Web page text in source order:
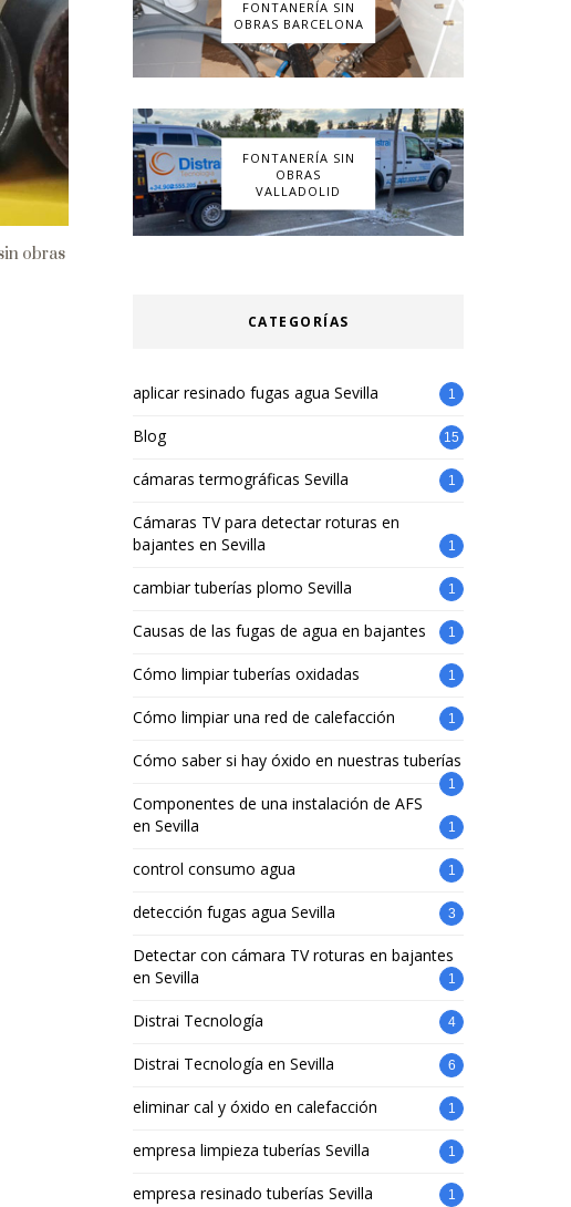
obras
FONTANERÍA SIN
OBRAS BARCELONA
FONTANERÍA SIN
OBRAS
VALLADOLID
CATEGORÍAS
aplicar resinado fugas agua Sevilla 1
Blog 15
cámaras termográficas Sevilla 1
Cámaras TV para detectar roturas en
bajantes en Sevilla
1
cambiar tuberías plomo Sevilla 1
Causas de las fugas de agua en bajantes 1
Cómo limpiar tuberías oxidadas 1
Cómo limpiar una red de calefacción 1
Cómo saber si hay óxido en nuestras tuberías
1
Componentes de una instalación de AFS
en Sevilla
1
control consumo agua 1
detección fugas agua Sevilla 3
Detectar con cámara TV roturas en bajantes
en Sevilla
1
Distrai Tecnología 4
Distrai Tecnología en Sevilla 6
eliminar cal y óxido en calefacción 1
empresa limpieza tuberías Sevilla 1
empresa resinado tuberías Sevilla 1